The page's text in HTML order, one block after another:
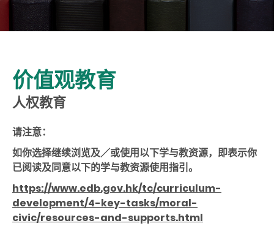
价值观教育
人权教育
请注意：
如你选择继续浏览及／或使用以下学与教资源，即表示你
已阅读及同意以下的学与教资源使用指引。
https://www.edb.gov.hk/tc/curriculum-
development/4-key-tasks/moral-
civic/resources-and-supports.html